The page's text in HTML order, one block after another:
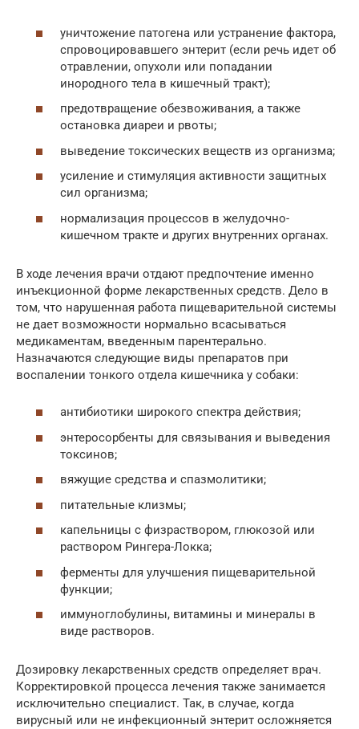
уничтожение патогена или устранение фактора,
спровоцировавшего энтерит (если речь идет об
отравлении, опухоли или попадании
инородного тела в кишечный тракт);
предотвращение обезвоживания, а также
остановка диареи и рвоты;
выведение токсических веществ из организма;
усиление и стимуляция активности защитных
сил организма;
нормализация процессов в желудочно-
кишечном тракте и других внутренних органах.
В ходе лечения врачи отдают предпочтение именно
инъекционной форме лекарственных средств. Дело в
том, что нарушенная работа пищеварительной системы
не дает возможности нормально всасываться
медикаментам, введенным парентерально.
Назначаются следующие виды препаратов при
воспалении тонкого отдела кишечника у собаки:
антибиотики широкого спектра действия;
энтеросорбенты для связывания и выведения
токсинов;
вяжущие средства и спазмолитики;
питательные клизмы;
капельницы с физраствором, глюкозой или
раствором Рингера-Локка;
ферменты для улучшения пищеварительной
функции;
иммуноглобулины, витамины и минералы в
виде растворов.
Дозировку лекарственных средств определяет врач.
Корректировкой процесса лечения также занимается
исключительно специалист. Так, в случае, когда
вирусный или не инфекционный энтерит осложняется